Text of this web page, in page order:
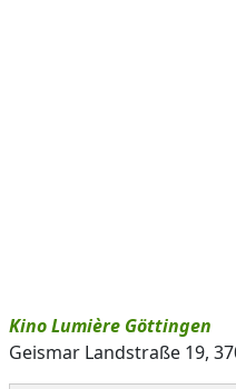
Kino Lumière Göttingen
Geismar Landstraße 19,